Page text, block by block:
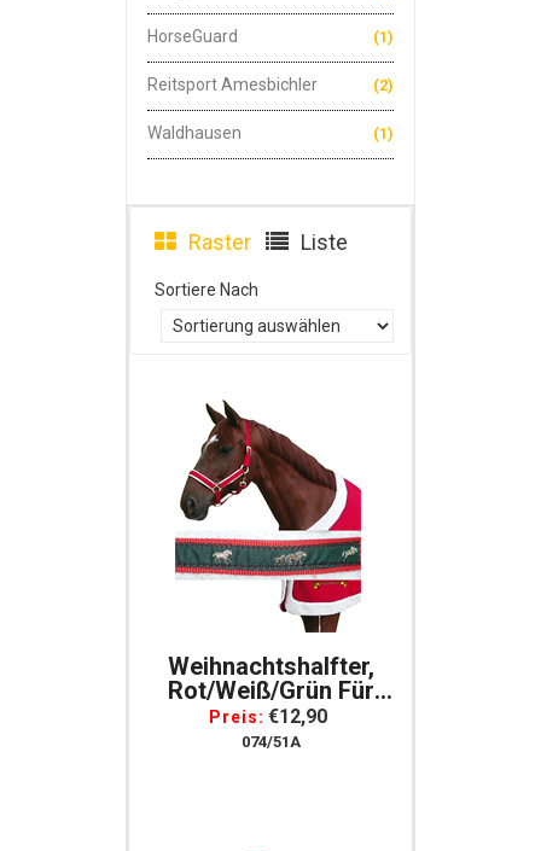
HorseGuard (1)
Reitsport Amesbichler (2)
Waldhausen (1)
Raster Liste
Sortiere Nach
Weihnachtshalfter,
Rot/weiß/grün Für
Pferde
Preis: €12,90
074/51A